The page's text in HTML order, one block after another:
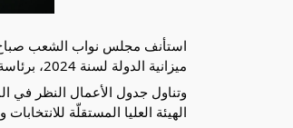
ميزانية الدولة لسنة 2024، برئاسة السيد إبراهيم بودربالة رئيس المجلس.
وتناول جدول الأعمال النظر في
الهيئة العليا المستقلّة